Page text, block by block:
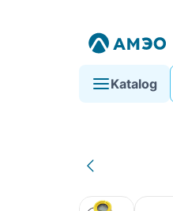
Katalog